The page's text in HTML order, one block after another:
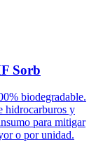
Sorb
biodegradable.
hidrocarburos y
para mitigar
o por unidad.